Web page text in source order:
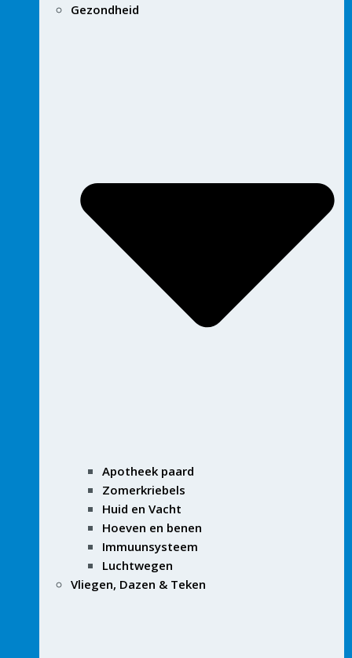
Gezondheid
Apotheek paard
Zomerkriebels
Huid en Vacht
Hoeven en benen
Immuunsysteem
Luchtwegen
Vliegen, Dazen & Teken